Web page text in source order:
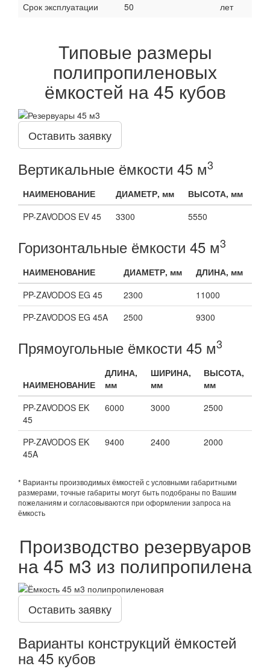
Срок эксплуатации
50 лет
Типовые размеры
полипропиленовых
ёмкостей на 45 кубов
Оставить заявку
Вертикальные ёмкости 45 м3
НАИМЕНОВАНИЕ ДИАМЕТР, мм
ВЫСОТА, мм
PP-ZAVODOS EV 45
3300 5550
Горизонтальные ёмкости 45 м3
НАИМЕНОВАНИЕ ДИАМЕТР, мм
ДЛИНА, мм
PP-ZAVODOS EG 45
2300
11000
PP-ZAVODOS EG 45A
2500 9300
Прямоугольные ёмкости 45 м3
НАИМЕНОВАНИЕ
ДЛИНА,
мм
ШИРИНА,
мм
ВЫСОТА,
мм
PP-ZAVODOS EK
45
6000 3000 2500
PP-ZAVODOS EK
45A
9400 2400 2000
* Варианты производимых ёмкостей с условными габаритными
размерами, точные габариты могут быть подобраны по Вашим
пожеланиям и согласовываются при оформлении запроса на
ёмкость
Производство резервуаров
на 45 м3 из полипропилена
Оставить заявку
Варианты конструкций ёмкостей
на 45 кубов